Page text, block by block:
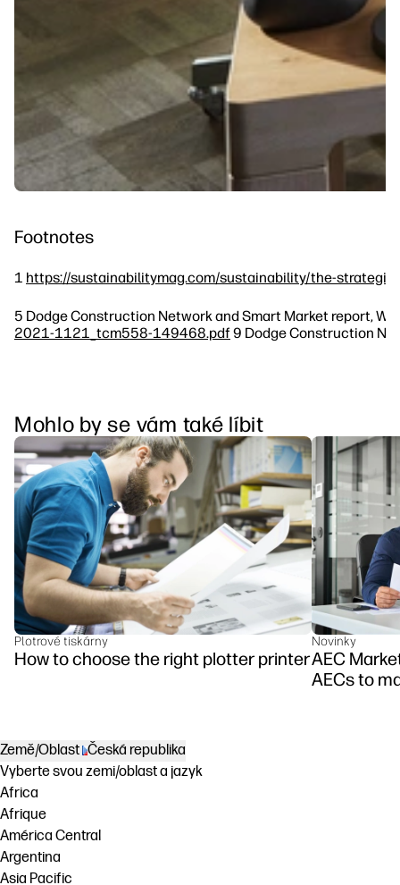
Footnotes
1 https://sustainabilitymag.com/sustainability/the-
5 Dodge Construction Network and Smart Market report,
2021-1121_tcm558-149468.pdf9 Dodge Construction
Mohlo by se vám také líbit
Plotrové tiskárny
How to choose the right plotter printer
Novinky
AEC
AECs to
Země/Oblast Česká republika
Vyberte svou zemi/oblast a jazyk
Africa
Afrique
América Central
Argentina
Asia Pacific